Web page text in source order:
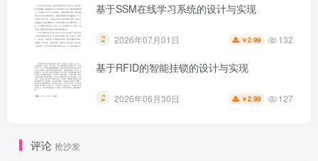
第5页 / 共43页
基于SSM在线学习系统的设计与实现
2026年07月01日 ￥2.99 132
基于RFID的智能挂锁的设计与实现
2026年06月30日 ￥2.99 127
评论 抢沙发